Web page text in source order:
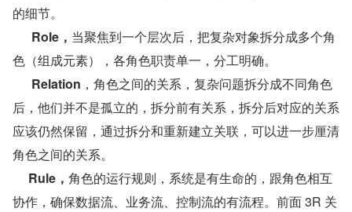
的细节。
      Role，
当聚焦到一个层次后，把复杂对象拆分成多个角
色（组成元素），各角色职责单一，分工明确。
      Relation
，角色之间的关系，复杂问题拆分成不同角色
后，他们并不是孤立的，拆分前有关系，拆分后对应的关系
应该仍然保留，通过拆分和重新建立关联，可以进一步厘清
角色之间的关系。
     Rule，
角色的运行规则，系统是有生命的，跟角色相互
协作，确保数据流、业务流、控制流的有流程。前面 3R 关